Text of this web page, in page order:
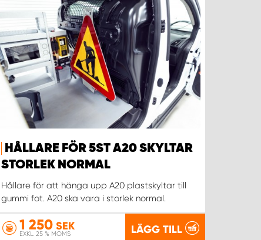
HÅLLARE FÖR 5ST A20 SKYLTAR
STORLEK NORMAL
Hållare för att hänga upp A20 plastskyltar till
gummi fot. A20 ska vara i storlek normal.
1 250 SEK
EXKL. 25 % MOMS LÄGG TILL